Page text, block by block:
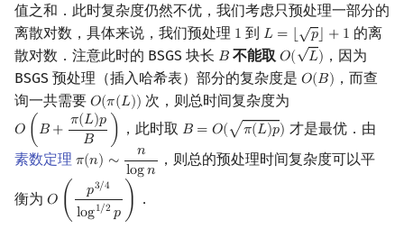
值之和．此时复杂度仍然不优，我们考虑只预处理一部分的
离散对数，具体来说，我们预处理 1
1 到 𝐿 = ⌊ √𝑝⌋ + 1
L= ⌊p +1
的离
散对数．注意此时的 BSGS 块长 𝐵
B 不能取 𝑂(
√
𝐿)
O(L)
，因为
BSGS 预处理（插入哈希表）部分的复杂度是 𝑂(𝐵)
O(B)
，而查
询一共需要 𝑂(𝜋(𝐿))
O(π(L)) 次，则总时间复杂度为
𝑂 ( 𝐵+ 𝜋(𝐿)𝑝
𝐵
)
O( B +π(L )pB) ，此时取 𝐵 = 𝑂(√𝜋(𝐿)𝑝)
B=O (π(L)p)
才是最优．由
素数定理 𝜋(𝑛) ∼
𝑛
log𝑛
π(n)∼n logn ，则总的预处理时间复杂度可以平
衡为 𝑂 ( 𝑝3/4
log1/2 𝑝
)
O( p 3/4log1/ 2p )．